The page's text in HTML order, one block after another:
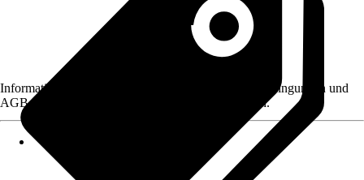
Informationen des Verkäufers, wie z. B. Rückgabebedingungen und
AGB, finden Sie bei Klick auf den Verkäufernamen.